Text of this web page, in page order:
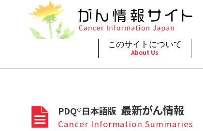
このサイトについて
About Us
このサイトについて
About Cancer Information Japan
がんの種類
Cancer Types
最新がん情報
Summaries
PDQ®日本語版 最新がん情報
Cancer Information Summaries